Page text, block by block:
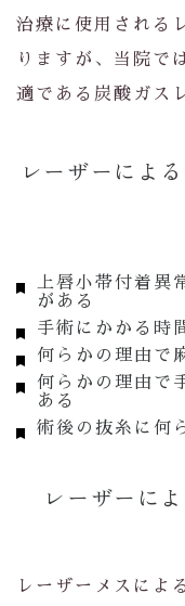
治療に使用される
りますが、当院で
適である炭酸ガス
レーザーによ
上唇小帯付着異
がある
手術にかかる時
何らかの理由で
何らかの理由で
ある
術後の抜糸に何
レーザーに
レーザーメスによ